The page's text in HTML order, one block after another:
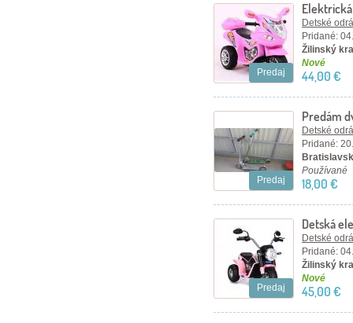
Predaj
Detské
Pridané:
Žilinský
Nové
44,00 €
Predaj
Predám
Detské
Pridané:
Používané
18,00 €
Predaj
Detská
Detské
Pridané:
Žilinský
Nové
45,00 €